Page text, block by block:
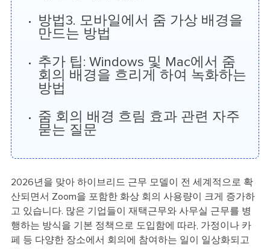
방법3. 모바일에서 줌 가상 배경을
만드는 방법
추가 팁: Windows 및 Mac에서 줌
회의 배경을 흐리게 하여 녹화하는
방법
줌 회의 배경 흐림 효과 관련 자주
묻는 질문
2026년을 맞아 하이브리드 근무 모델이 전 세계적으로 확
산되면서 Zoom을 포함한 화상 회의 사용량이 크게 증가하
고 있습니다. 많은 기업들이 재택근무와 사무실 근무를 병
행하는 방식을 기본 정책으로 도입함에 따라, 가정이나 카
페 등 다양한 장소에서 회의에 참여하는 일이 일상화되고